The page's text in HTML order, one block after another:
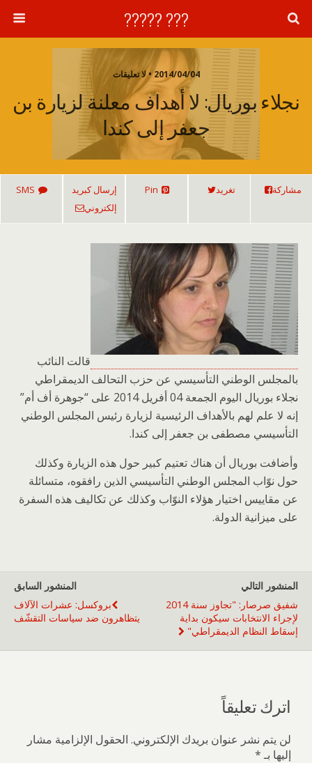
??? ?????
2014/04/04 • لا تعليقات
نجلاء بوريال: لا أهداف معلنة لزيارة بن
جعفر إلى كندا
مشاركة تغريد Pin
إرسال كبريد
إلكتروني
SMS
قالت النائب
بالمجلس الوطني التأسيسي عن حزب التحالف الديمقراطي
نجلاء بوريال اليوم الجمعة 04 أفريل 2014 على “جوهرة أف أم”
إنه لا علم لهم بالأهداف الرئيسية لزيارة رئيس المجلس الوطني
التأسيسي مصطفى بن جعفر إلى كندا.
وأضافت بوريال أن هناك تعتيم كبير حول هذه الزيارة وكذلك
حول نوّاب المجلس الوطني التأسيسي الذين رافقوه، متسائلة
عن مقاييس اختيار هؤلاء النوّاب وكذلك عن تكاليف هذه السفرة
على ميزانية الدولة.
المنشور السابق
بروكسل: عشرات الآلاف
يتظاهرون ضد سياسات التقشّف
المنشور التالي
شفيق صرصار: "تجاوز سنة 2014
لإجراء الانتخابات سيكون بداية
إسقاط النظام الديمقراطي"
اترك تعليقاً
لن يتم نشر عنوان بريدك الإلكتروني. الحقول الإلزامية مشار
إليها بـ*